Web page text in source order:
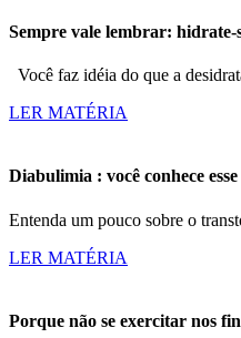
Sempre vale lembrar: hidrate-
Você faz idéia do que a
LER MATÉRIA
Diabulimia : você conhece
Entenda um pouco sobre o
LER MATÉRIA
Porque não se exercitar nos